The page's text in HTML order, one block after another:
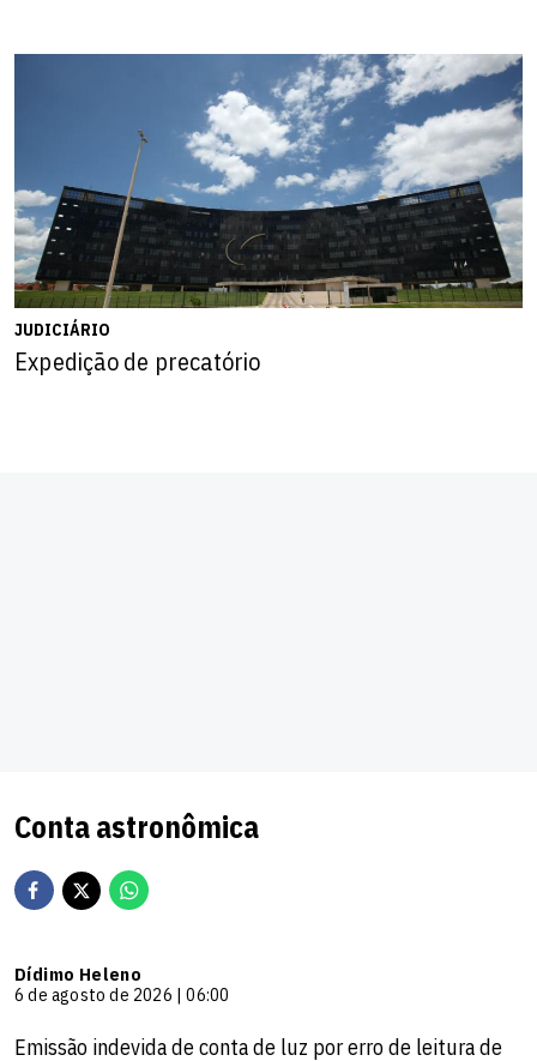
JUDICIÁRIO
Expedição de precatório
Conta astronômica
Dídimo Heleno
6 de agosto de 2026 | 06:00
Emissão indevida de conta de luz por erro de leitura de